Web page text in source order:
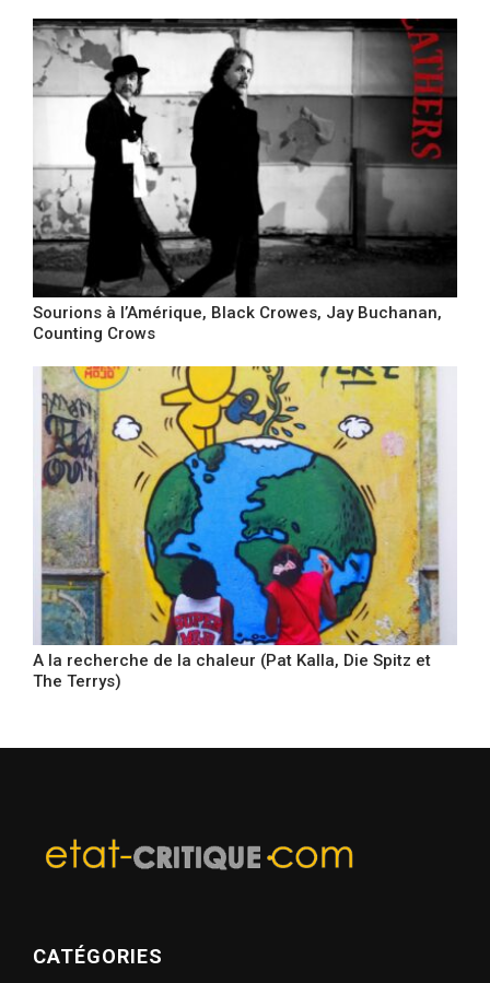
Sourions à l’Amérique, Black Crowes, Jay Buchanan,
Counting Crows
A la recherche de la chaleur (Pat Kalla, Die Spitz et
The Terrys)
CATÉGORIES